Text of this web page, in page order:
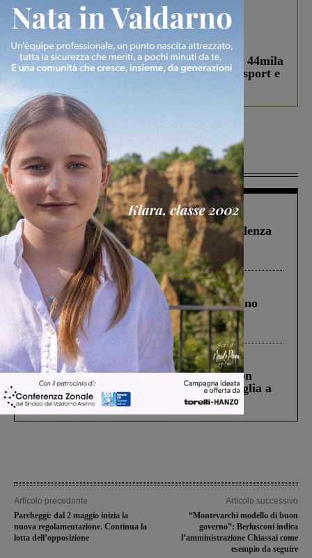
In vetrina 3 Agosto 2026
Estra Notizie agosto: Smart Cities, oltre 44mila
studenti coinvolti, torna il bando per lo sport e
debutta il podcast Estrair
Più lette
Figline Incisa Valdarno 1 Agosto 2026
Piscina di Figline finanziata oltre la scadenza
Pnrr, il gruppo di Fratelli d’Italia: “Un
ringraziamento al Governo”
Cronaca 4 Agosto 2026
Un anno fa la strage in A1 in cui morirono
Gianni, Giulia e Franco. Lo schianto, il
processo, lo stop ai sorpassi fra tir....
Cronaca 3 Agosto 2026
Scomparso da una struttura di Castiglion
Fiorentino l’uomo che aveva ucciso la figlia a
Levane nel 2020
Articolo precedente
Parcheggi: dal 2 maggio inizia la
nuova regolamentazione. Continua la
lotta dell’opposizione
Articolo successivo
“Montevarchi modello di buon
governo”: Berlusconi indica
l’amministrazione Chiassai come
esempio da seguire